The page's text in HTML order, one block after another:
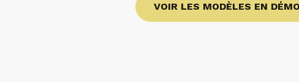
VOIR LES MODÈLES EN